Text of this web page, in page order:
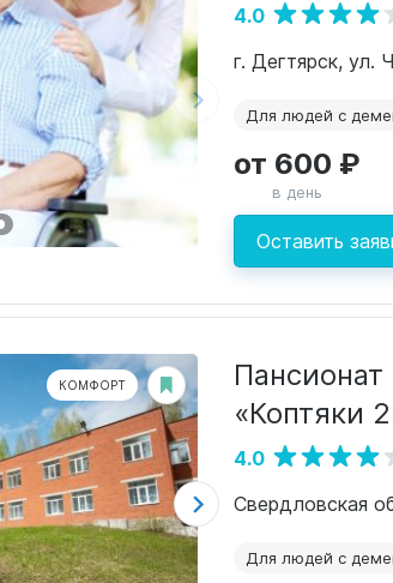
4.0
г. Дегтярск, ул.
Для людей с
Оставить
от 600 ₽
в день
КОМФОРТ
«Коптяки
4.0
Для людей с